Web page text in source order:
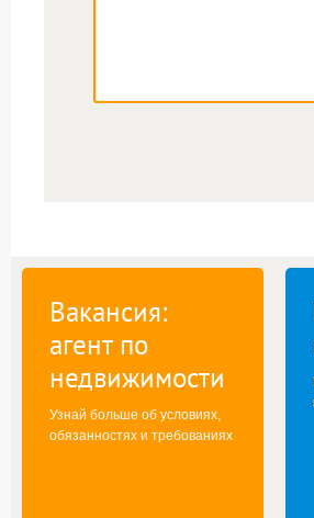
Вакансия:
агент по
недвижимости
Узнай больше об условиях,
обязанностях и требованиях